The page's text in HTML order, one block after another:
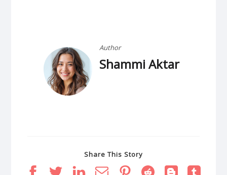
Author
Shammi Aktar
Share This Story